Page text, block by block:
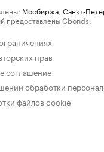
Мосбиржа Санкт-
предоставлены Cbonds.
прав
соглашение
обработки
файлов cookie